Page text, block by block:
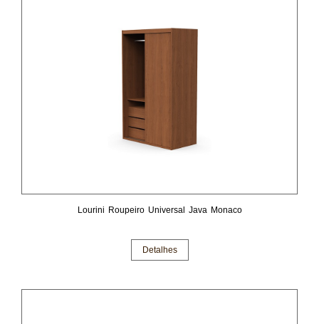
Lourini Roupeiro Universal Java Monaco
Detalhes